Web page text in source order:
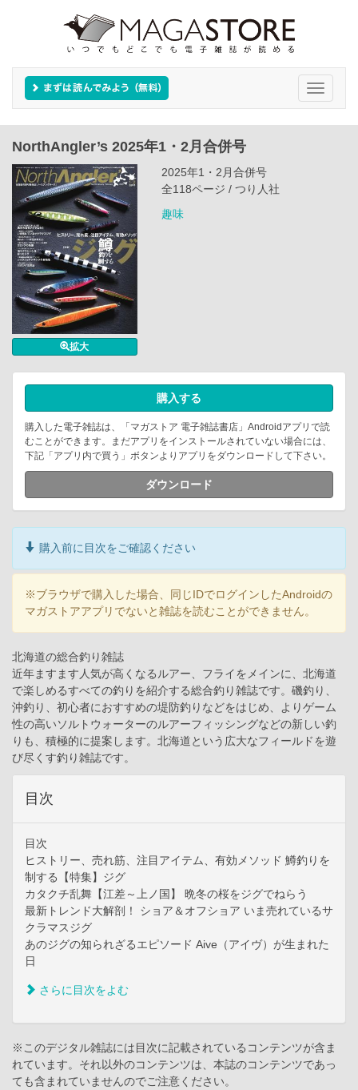
Toggle
NorthAngler’s 2025年1・2月合併号
拡大
2025年1・2月合併号
全118ページ / つり人社
趣味
購入する
購入した電子雑誌は、「マガストア 電子雑誌書店」Androidアプリで読
むことができます。まだアプリをインストールされていない場合には、
下記「アプリ内で買う」ボタンよりアプリをダウンロードして下さい。
ダウンロード
購入前に目次をご確認ください
※ブラウザで購入した場合、同じIDでログインしたAndroidの
マガストアアプリでないと雑誌を読むことができません。
北海道の総合釣り雑誌
近年ますます人気が高くなるルアー、フライをメインに、北海道
で楽しめるすべての釣りを紹介する総合釣り雑誌です。磯釣り、
沖釣り、初心者におすすめの堤防釣りなどをはじめ、よりゲーム
性の高いソルトウォーターのルアーフィッシングなどの新しい釣
りも、積極的に提案します。北海道という広大なフィールドを遊
び尽くす釣り雑誌です。
目次
目次
ヒストリー、売れ筋、注目アイテム、有効メソッド 鱒釣りを
制する【特集】ジグ
カタクチ乱舞【江差～上ノ国】 晩冬の桜をジグでねらう
最新トレンド大解剖！ ショア＆オフショア いま売れているサ
クラマスジグ
あのジグの知られざるエピソード Aive（アイヴ）が生まれた
日
さらに目次をよむ
※このデジタル雑誌には目次に記載されているコンテンツが含ま
れています。それ以外のコンテンツは、本誌のコンテンツであっ
ても含まれていませんのでご注意ください。